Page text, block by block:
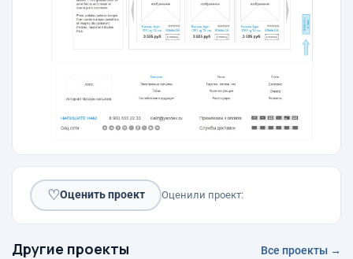
♡Оценить проект Оценили проект:
Другие проекты Все проекты →